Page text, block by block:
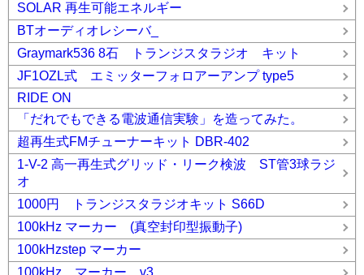
SOLAR 再生可能エネルギー
BTオーディオレシーバ_
Graymark536 8石 トランジスタラジオ キット
JF1OZL式 エミッターフォロアーアンプ type5
RIDE ON
「だれでもできる電波通信実験」を造ってみた。
超再生式FMチューナーキット DBR-402
1-V-2 高一再生式グリッド・リーク検波 ST管3球ラジ
オ
1000円 トランジスタラジオキット S66D
100kHz マーカー (真空封印型振動子)
100kHzstep マーカー
100kHz マーカー v3